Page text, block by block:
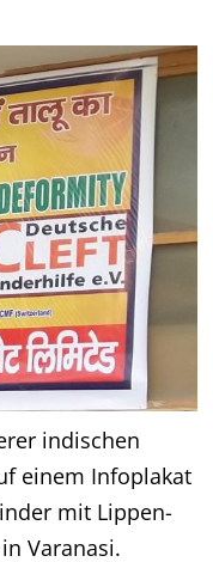
indischen
einem Infoplakat
mit Lippen-
Varanasi.